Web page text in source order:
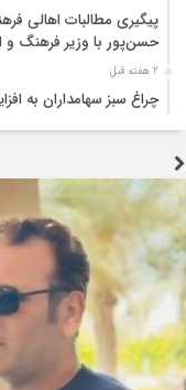
پیگیری مطالبات اهالی
حسن‌پور با وزیر فرهنگ و
2 هفته قبل
چراغ سبز سهامداران به
2 هفته قبل
تأکید کرد
2 هفته قبل
تجربه جنگ اوکراین؛
2 هفته قبل
تولید قطعه زیر سایه
خودرو
3 هفته قبل
جنگ زیرساختی؛ آزمونی